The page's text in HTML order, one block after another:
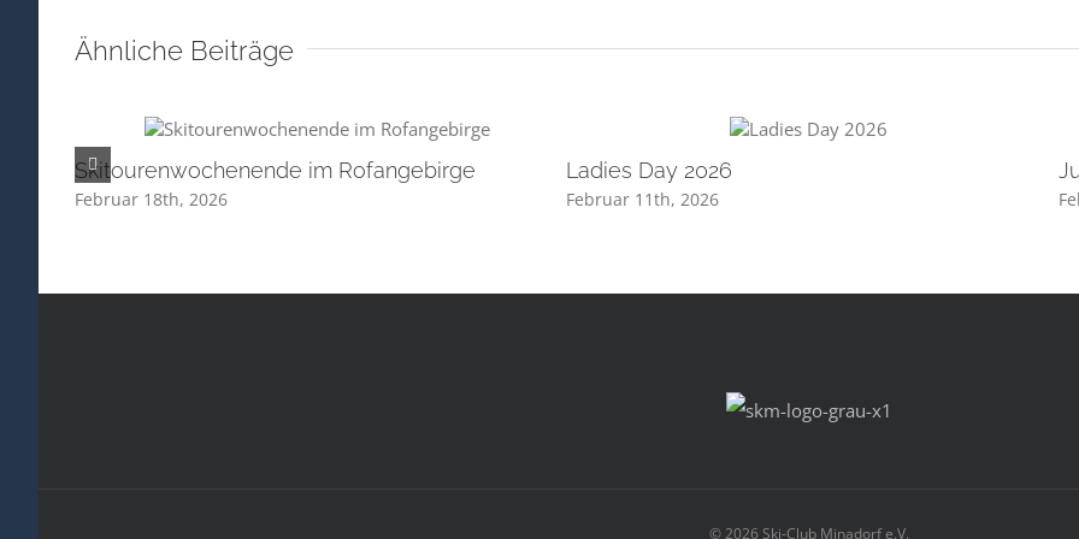
Ähnliche Beiträge
Skitourenwochenende im Rofangebirge
Februar 18th, 2026
Ladies Day 2026
Februar 11th, 2026
©2026 Ski-Club Minadorf e.V.